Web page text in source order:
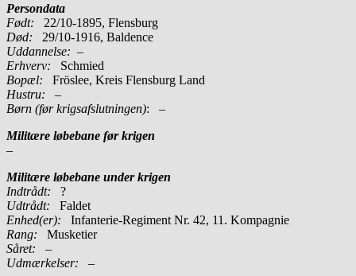
Persondata
Født: 22/10-1895, Flensburg
Død: 29/10-1916, Baldence
Uddannelse: –
Erhverv: Schmied
Bopæl: Fröslee, Kreis Flensburg Land
Hustru: –
Børn (før krigsafslutningen): –
Militære løbebane før krigen
–
Militære løbebane under krigen
Indtrådt: ?
Udtrådt: Faldet
Enhed(er):
Infanterie-Regiment Nr. 42, 11. Kompagnie
Rang:
Musketier
Såret: –
Udmærkelser: –